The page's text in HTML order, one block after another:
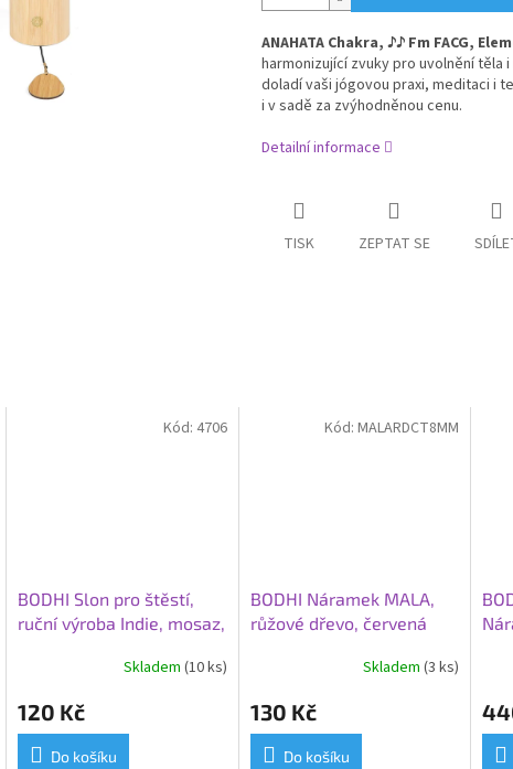
ANAHATA Chakra, ♪♪ Fm FACG,
harmonizující zvuky pro uvolnění těla
doladí vaši jógovou praxi, meditaci i
i v sadě za zvýhodněnou cenu.
Detailní informace
TISK ZEPTAT SE
BODHI Slon pro štěstí,
ruční výroba Indie, mosaz,
Skladem (10 ks)
120 Kč
Do košíku
Kód: 4706
BODHI Náramek MALA,
růžové dřevo, červená
Skladem(3 ks)
130 Kč
Do košíku
Kód:MALARDCT8MM